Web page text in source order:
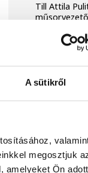
A sütikről
megosztjuk
amelyeket Ön
Till Attila
van jelen a
Mint
soha nem
Arra
tévé
méghozzá
Kiderült az
tartotta,
ismert
közbeszól,